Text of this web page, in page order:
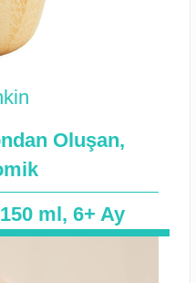
Oluşan,
ml, 6+ Ay